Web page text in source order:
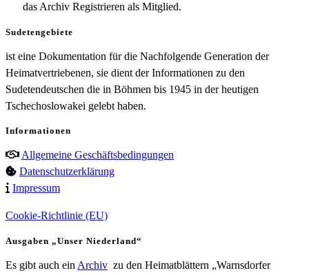
das Archiv Registrieren als Mitglied.
Sudetengebiete
ist eine Dokumentation für die Nachfolgende Generation der
Heimatvertriebenen, sie dient der Informationen zu den
Sudetendeutschen die in Böhmen bis 1945 in der heutigen
Tschechoslowakei gelebt haben.
Informationen
Allgemeine Geschäftsbedingungen
Datenschutzerklärung
Impressum
Cookie-Richtlinie (EU)
Ausgaben „Unser Niederland“
Es gibt auch ein Archiv zu den Heimatblättern „Warnsdorfer